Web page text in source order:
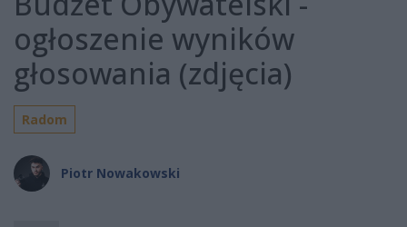
ogłoszenie wyników
głosowania (zdjęcia)
Radom
Piotr Nowakowski